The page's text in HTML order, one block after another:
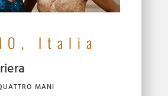
Italia
MANI